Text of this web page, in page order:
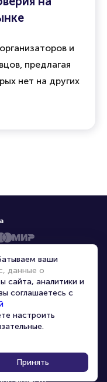
и
предлагая
нет на других
500-42-62
226-15-14
ваши
данные о
сайта, аналитики и
соглашаетесь с
настроить
Принять